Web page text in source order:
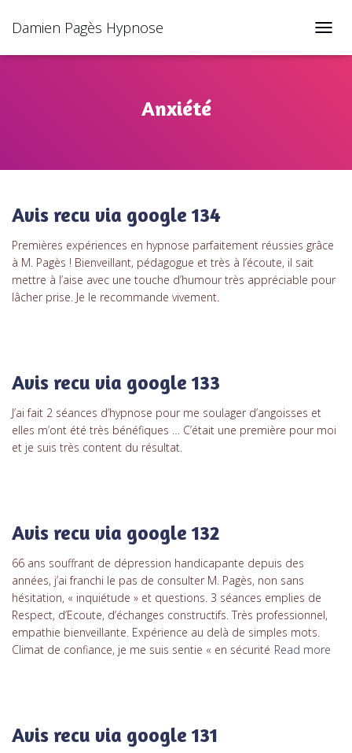
Damien Pagès Hypnose
Anxiété
Avis recu via google 134
Premières expériences en hypnose parfaitement réussies grâce
à M. Pagès ! Bienveillant, pédagogue et très à l’écoute, il sait
mettre à l’aise avec une touche d’humour très appréciable pour
lâcher prise. Je le recommande vivement.
Avis recu via google 133
J’ai fait 2 séances d’hypnose pour me soulager d’angoisses et
elles m’ont été très bénéfiques … C’était une première pour moi
et je suis très content du résultat.
Avis recu via google 132
66 ans souffrant de dépression handicapante depuis des
années, j’ai franchi le pas de consulter M. Pagès, non sans
hésitation, « inquiétude » et questions. 3 séances emplies de
Respect, d’Ecoute, d’échanges constructifs. Très professionnel,
empathie bienveillante. Expérience au delà de simples mots.
Climat de confiance, je me suis sentie « en sécurité Read more
Avis recu via google 131